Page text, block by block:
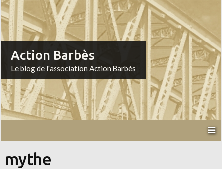
Action Barbès
Le blog de l'association Action Barbès
mythe